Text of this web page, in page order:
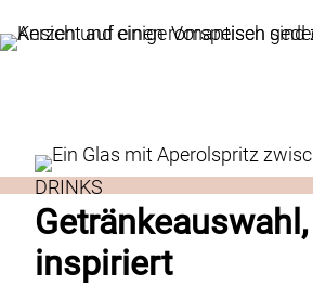
DRINKS
inspiriert